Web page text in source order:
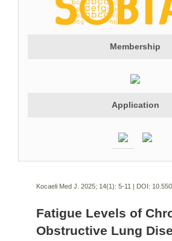
Membership
Application
Kocaeli Med J. 2025; 14(1): 5-11 | DOI:
Fatigue Levels of
Obstructive Lung